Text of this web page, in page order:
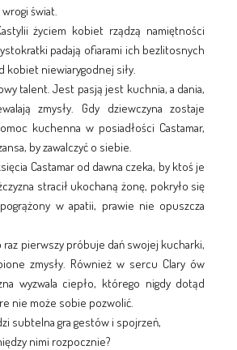
świat.
życiem kobiet rządzą namiętności
padają ofiarami ich bezlitosnych
kobiet niewiarygodnej siły.
talent. Jest pasją jest kuchnia, a dania,
zmysły. Gdy dziewczyna zostaje
kuchenna w posiadłości Castamar,
by zawalczyć o siebie.
Castamar od dawna czeka, by ktoś je
stracił ukochaną żonę, pokryło się
w apatii, prawie nie opuszcza
raz pierwszy próbuje dań swojej kucharki,
zmysły. Również w sercu Clary ów
wyzwala ciepło, którego nigdy dotąd
nie może sobie pozwolić.
subtelna gra gestów i spojrzeń,
nimi rozpocznie?